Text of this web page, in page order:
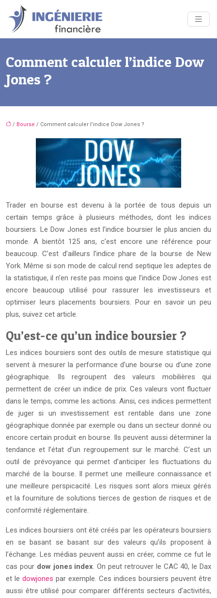
Comment calculer l’indice Dow
Jones ?
/ Bourse / Comment calculer l’indice Dow Jones ?
Trader en bourse est devenu à la portée de tous depuis un
certain temps grâce à plusieurs méthodes, dont les indices
boursiers. Le Dow Jones est l’indice boursier le plus ancien du
monde. A bientôt 125 ans, c’est encore une référence pour
beaucoup. C’est d’ailleurs l’indice phare de la bourse de New
York. Même si son mode de calcul rend septique les adeptes de
la statistique, il n’en reste pas moins que l’indice Dow Jones est
encore beaucoup utilisé pour rassurer les investisseurs et
optimiser leurs placements boursiers. Pour en savoir un peu
plus, suivez cet article.
Qu’est-ce qu’un indice boursier ?
Les indices boursiers sont des outils de mesure statistique qui
servent à mesurer la performance d’une bourse ou d’une zone
géographique. Ils regroupent des valeurs mobilières qui
permettent de créer un indice de prix. Ces valeurs vont fluctuer
dans le temps, comme les actions. Ainsi, ces indices permettent
de juger si un investissement est rentable dans une zone
géographique donnée par exemple ou dans un secteur donné ou
encore certain produit en bourse. Ils peuvent aussi déterminer la
tendance et l’état d’un regroupement sur le marché. C’est un
outil de prévoyance qui permet d’anticiper les fluctuations du
marché de la bourse. Il permet une meilleure connaissance et
une meilleure perspicacité. Les risques sont alors mieux gérés
et la fourniture de solutions tierces de gestion de risques et de
conformité réglementaire.
Les indices boursiers ont été créés par les opérateurs boursiers
en se basant se basant sur des valeurs qu’ils proposent à
l’échange. Les médias peuvent aussi en créer, comme ce fut le
cas pour dow jones index. On peut retrouver le CAC 40, le Dax
et le dowjones par exemple. Ces indices boursiers peuvent être
aussi être utilisé pour comparer différents secteurs d’activités,